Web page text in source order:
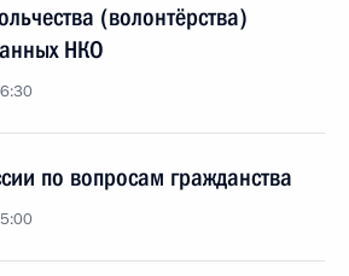
(волонтёрства)
НКО
по вопросам гражданства